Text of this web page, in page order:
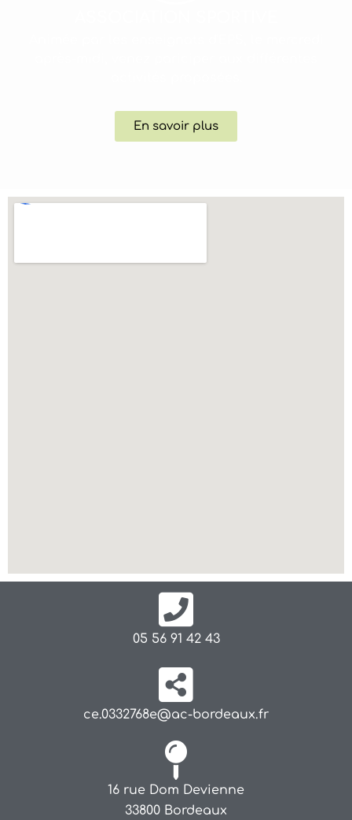
En savoir plus
05 56 91 42 43
ce.0332768e@ac-bordeaux.fr
16 rue Dom Devienne
33800 Bordeaux